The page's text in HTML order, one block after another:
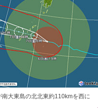
大東島の北北東約110kmを西に